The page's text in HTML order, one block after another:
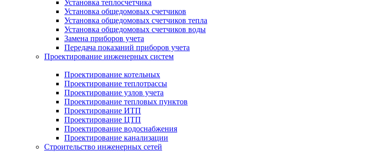
Установка теплосчетчика
Установка общедомовых счетчиков
Установка общедомовых счетчиков тепла
Установка общедомовых счетчиков воды
Замена приборов учета
Передача показаний приборов учета
Проектирование инженерных систем
Проектирование котельных
Проектирование теплотрассы
Проектирование узлов учета
Проектирование тепловых пунктов
Проектирование ИТП
Проектирование ЦТП
Проектирование водоснабжения
Проектирование канализации
Строительство инженерных сетей